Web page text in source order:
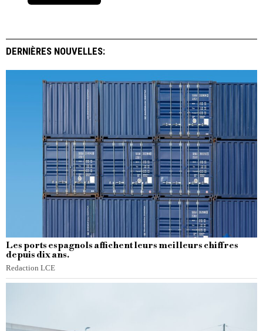
DERNIÈRES NOUVELLES:
Les ports espagnols affichent leurs meilleurs chiffres
depuis dix ans.
Redaction LCE